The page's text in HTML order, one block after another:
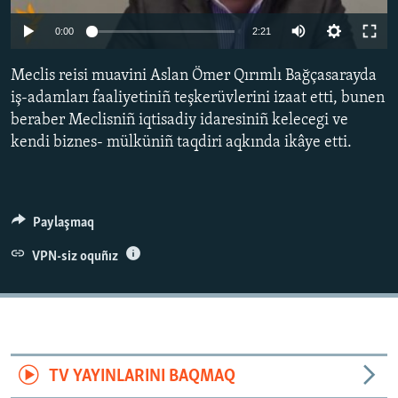
Русский
Українською
QOŞULIÑIZ!
0:00 2:21
Meclis reisi muavini Aslan Ömer Qırımlı Bağçasarayda
iş-adamları faaliyetiniñ teşkerüvlerini izaat etti, bunen
beraber Meclisniñ iqtisadiy idaresiniñ kelecegi ve
kendi biznes- mülküniñ taqdiri aqkında ikâye etti.
Paylaşmaq
VPN-siz oquñız
TV YAYINLARINI BAQMAQ